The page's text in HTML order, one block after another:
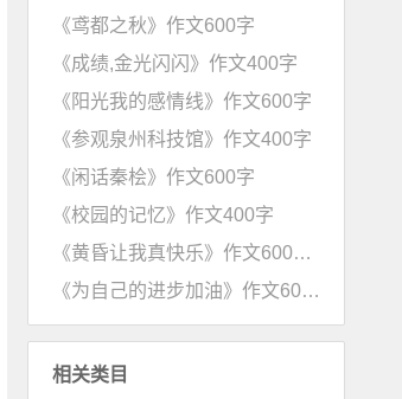
《鸢都之秋》作文600字
《成绩,金光闪闪》作文400字
《阳光我的感情线》作文600字
《参观泉州科技馆》作文400字
《闲话秦桧》作文600字
《校园的记忆》作文400字
《黄昏让我真快乐》作文600字(含点评)
《为自己的进步加油》作文600字
相关类目